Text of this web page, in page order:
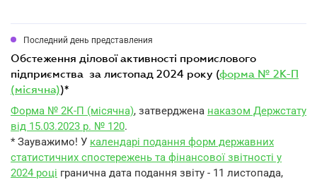
Последний день представления
обстеження ділової активності промислового
підприємства за листопад 2024 року (форма № 2К-П
(місячна))*
Форма № 2К-П (місячна), затверджена наказом Держстату
від 15.03.2023 р. № 120.
* Зауважимо! У календарі подання форм державних
статистичних спостережень та фінансової звітності у
2024 році гранична дата подання звіту - 11 листопада,